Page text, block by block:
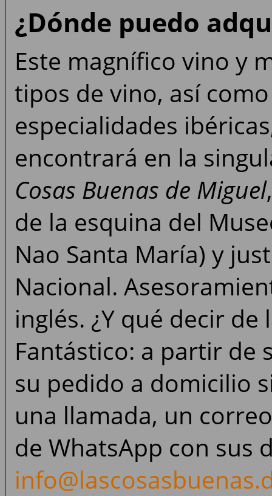
¿Dónde puedo
Este magnífico vino y
tipos de vino, así
especialidades
encontrará en la
Cosas Buenas de Miguel
de la esquina del
Nao Santa María) y
Nacional.
inglés. ¿Y qué decir
Fantástico: a partir de
su pedido a domicilio
una llamada, un
de WhatsApp con sus